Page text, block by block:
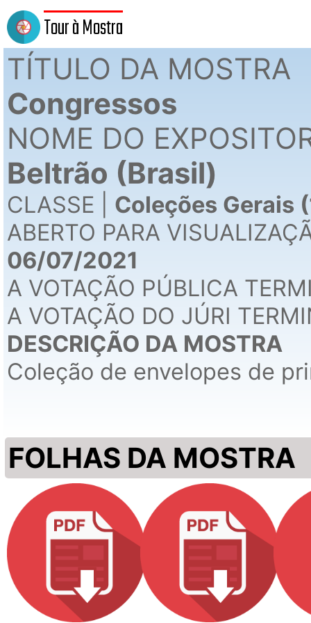
Tour à Mostra
TÍTULO DA MOSTRA
Congressos
NOME DO
Beltrão (Brasil)
CLASSE | Coleções Gerais
ABERTO PARA
06/07/2021
A VOTAÇÃO PÚBLICA
A VOTAÇÃO DO JÚRI
DESCRIÇÃO DA MOSTRA
Coleção de envelopes de
FOLHAS DA MOSTRA